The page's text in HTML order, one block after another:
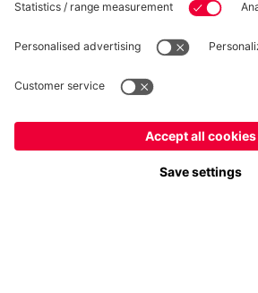
Privacy
Impostazioni dei
*Prezzi IVA inclusa e spese di
© FC Bayern München
FC Bayern München AG, Säbener Str. 51-
Italianoper
Globaleper consegnare